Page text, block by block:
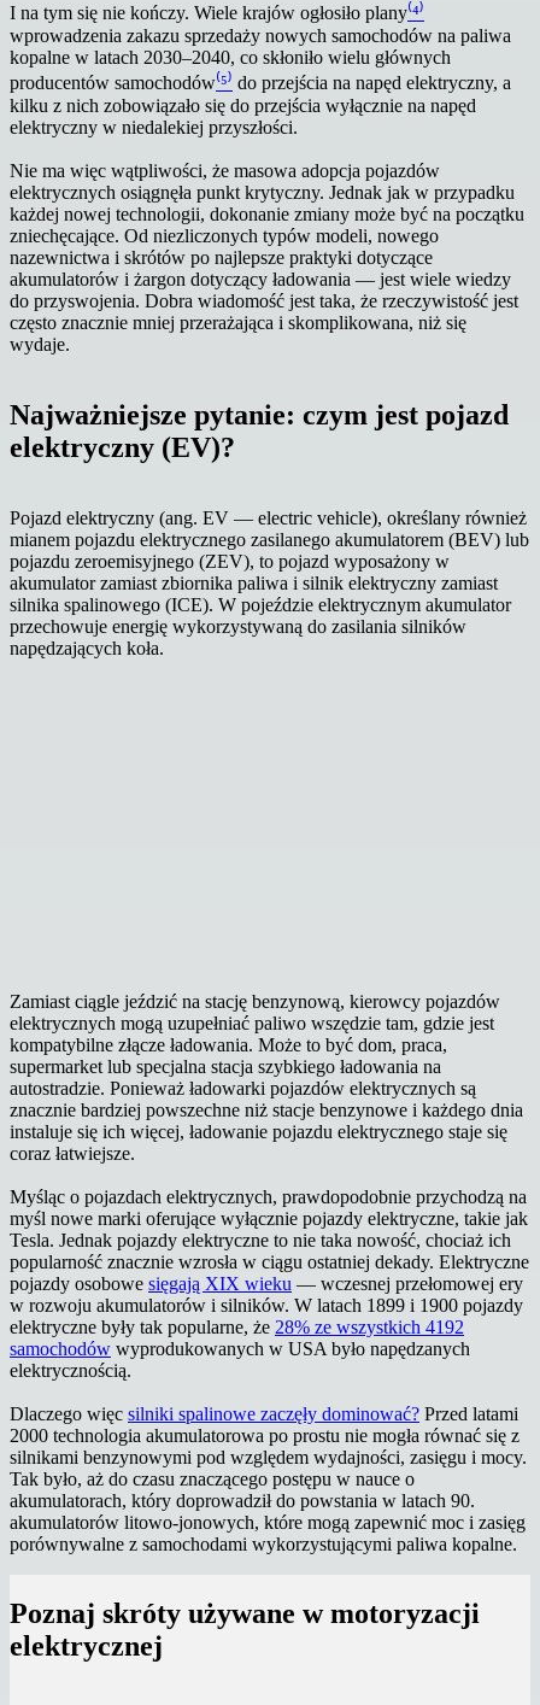
I na tym się nie kończy. Wiele krajów ogłosiło plany⁽⁴⁾
wprowadzenia zakazu sprzedaży nowych samochodów na paliwa
kopalne w latach 2030–2040, co skłoniło wielu głównych
producentów samochodów⁽⁵⁾ do przejścia na napęd elektryczny, a
kilku z nich zobowiązało się do przejścia wyłącznie na napęd
elektryczny w niedalekiej przyszłości.
Nie ma więc wątpliwości, że masowa adopcja pojazdów
elektrycznych osiągnęła punkt krytyczny. Jednak jak w przypadku
każdej nowej technologii, dokonanie zmiany może być na początku
zniechęcające. Od niezliczonych typów modeli, nowego
nazewnictwa i skrótów po najlepsze praktyki dotyczące
akumulatorów i żargon dotyczący ładowania — jest wiele wiedzy
do przyswojenia. Dobra wiadomość jest taka, że rzeczywistość jest
często znacznie mniej przerażająca i skomplikowana, niż się
wydaje.
Najważniejsze pytanie: czym jest pojazd
elektryczny (EV)?
Pojazd elektryczny (ang. EV — electric vehicle), określany również
mianem pojazdu elektrycznego zasilanego akumulatorem (BEV) lub
pojazdu zeroemisyjnego (ZEV), to pojazd wyposażony w
akumulator zamiast zbiornika paliwa i silnik elektryczny zamiast
silnika spalinowego (ICE). W pojeździe elektrycznym akumulator
przechowuje energię wykorzystywaną do zasilania silników
napędzających koła.
Zamiast ciągle jeździć na stację benzynową, kierowcy pojazdów
elektrycznych mogą uzupełniać paliwo wszędzie tam, gdzie jest
kompatybilne złącze ładowania. Może to być dom, praca,
supermarket lub specjalna stacja szybkiego ładowania na
autostradzie. Ponieważ ładowarki pojazdów elektrycznych są
znacznie bardziej powszechne niż stacje benzynowe i każdego dnia
instaluje się ich więcej, ładowanie pojazdu elektrycznego staje się
coraz łatwiejsze.
Myśląc o pojazdach elektrycznych, prawdopodobnie przychodzą na
myśl nowe marki oferujące wyłącznie pojazdy elektryczne, takie jak
Tesla. Jednak pojazdy elektryczne to nie taka nowość, chociaż ich
popularność znacznie wzrosła w ciągu ostatniej dekady. Elektryczne
pojazdy osobowe sięgają XIX wieku — wczesnej przełomowej ery
w rozwoju akumulatorów i silników. W latach 1899 i 1900 pojazdy
elektryczne były tak popularne, że 28% ze wszystkich 4192
samochodów wyprodukowanych w USA było napędzanych
elektrycznością.
Dlaczego więc silniki spalinowe zaczęły dominować? Przed latami
2000 technologia akumulatorowa po prostu nie mogła równać się z
silnikami benzynowymi pod względem wydajności, zasięgu i mocy.
Tak było, aż do czasu znaczącego postępu w nauce o
akumulatorach, który doprowadził do powstania w latach 90.
akumulatorów litowo-jonowych, które mogą zapewnić moc i zasięg
porównywalne z samochodami wykorzystującymi paliwa kopalne.
Poznaj skróty używane w motoryzacji
elektrycznej